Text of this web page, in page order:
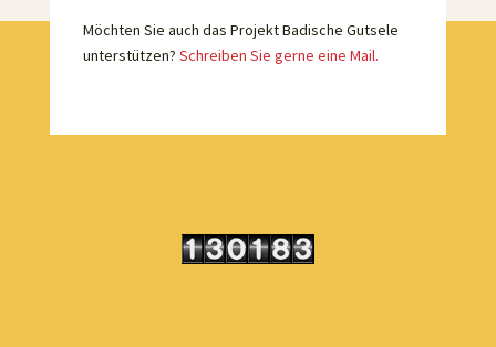
Möchten Sie auch das Projekt Badische Gutsele
unterstützen? Schreiben Sie gerne eine Mail.